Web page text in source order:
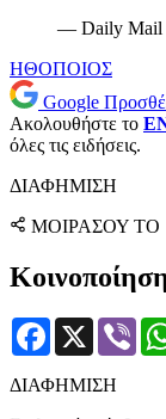
— Daily Mail
ΗΘΟΠΟΙΟΣ
Google
Ακολουθήστε το
όλες τις ειδήσεις.
ΔΙΑΦΗΜΙΣΗ
ΜΟΙΡΑΣΟΥ ΤΟ
Facebook
X
ΔΙΑΦΗΜΙΣΗ